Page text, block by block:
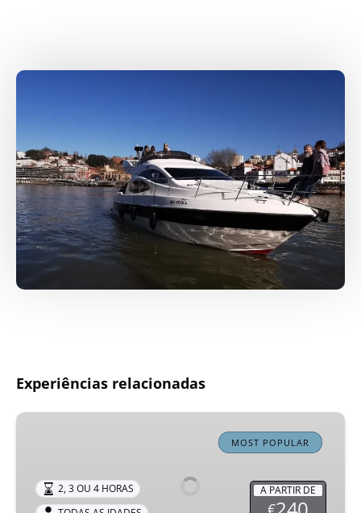
Experiências relacionadas
Bachelor
Booze
Cruise
MOST POPULAR
A PARTIR DE
€
2, 3 OU 4 HORAS